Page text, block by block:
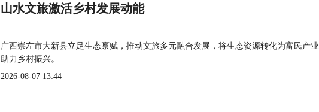
山水文旅激活乡村发展动能
广西崇左市大新县立足生态禀赋，推动文旅多元融合发展，将生态资源转化为富民产
助力乡村振兴。
2026-08-07 13:44